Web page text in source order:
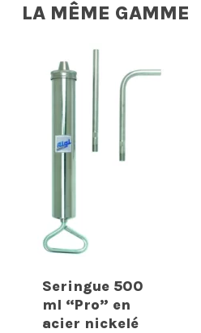
LA MÊME GAMME
Seringue 500
ml “Pro” en
acier nickelé